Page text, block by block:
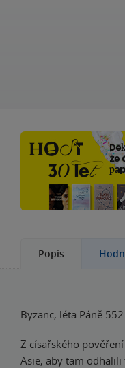
Popis
Byzanc, léta Páně 552
Z císařského
Asie, aby tam